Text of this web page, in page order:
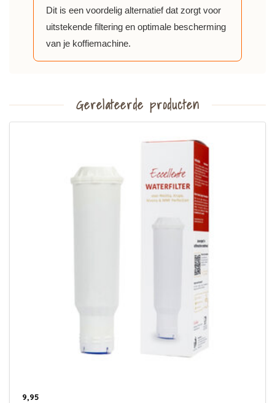
Dit is een voordelig alternatief dat zorgt voor
uitstekende filtering en optimale bescherming
van je koffiemachine.
Gerelateerde producten
9,95